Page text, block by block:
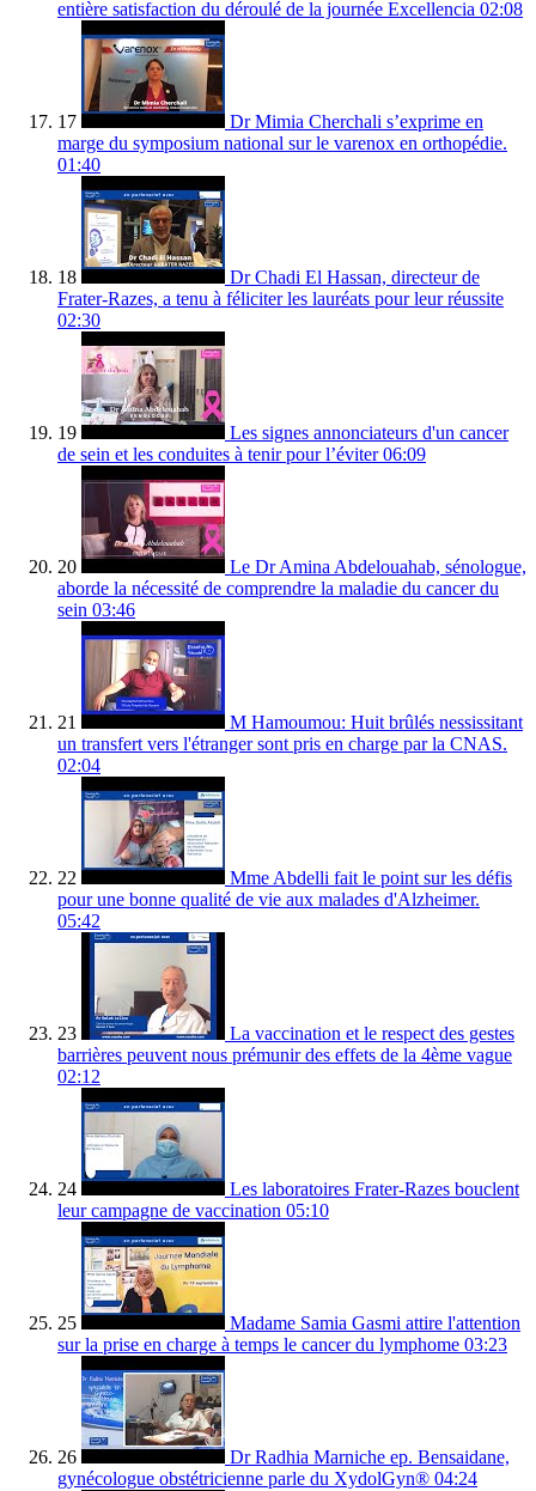
entière satisfaction du déroulé de la journée Excellencia 02:08
17
Dr Mimia Cherchali s’exprime en
marge du symposium national sur le varenox en orthopédie.
01:40
18
Dr Chadi El Hassan, directeur de
Frater-Razes, a tenu à féliciter les lauréats pour leur réussite
02:30
19
Les signes annonciateurs d'un cancer
de sein et les conduites à tenir pour l’éviter 06:09
20
Le Dr Amina Abdelouahab, sénologue,
aborde la nécessité de comprendre la maladie du cancer du
sein 03:46
21
M Hamoumou: Huit brûlés nessissitant
un transfert vers l'étranger sont pris en charge par la CNAS.
02:04
22
Mme Abdelli fait le point sur les défis
pour une bonne qualité de vie aux malades d'Alzheimer.
05:42
23
La vaccination et le respect des gestes
barrières peuvent nous prémunir des effets de la 4ème vague
02:12
24
Les laboratoires Frater-Razes bouclent
leur campagne de vaccination 05:10
25
Madame Samia Gasmi attire l'attention
sur la prise en charge à temps le cancer du lymphome 03:23
26
Dr Radhia Marniche ep. Bensaidane,
gynécologue obstétricienne parle du XydolGyn® 04:24